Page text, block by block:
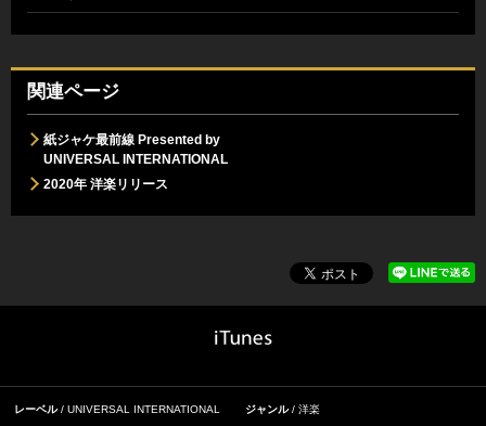
関連ページ
紙ジャケ最前線 Presented by
UNIVERSAL INTERNATIONAL
2020年 洋楽リリース
レーベル UNIVERSAL INTERNATIONAL ジャンル 洋楽